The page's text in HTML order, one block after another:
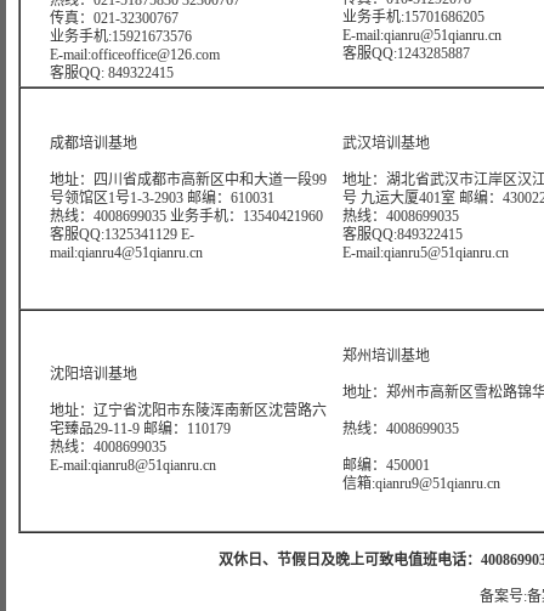
传真：021-32300767
业务手机:15921673576
E-mail:officeoffice@126.com
客服QQ: 849322415
业务手机:15701686205
E-mail:qianru@51qianru.cn
客服QQ:1243285887
成都培训基地
地址：四川省成都市高新区中和大道一段99
号领馆区1号1-3-2903 邮编：610031
热线：4008699035 业务手机：13540421960
客服QQ:1325341129 E-
mail:qianru4@51qianru.cn
武汉培训基地
地址：湖北省武汉市江岸区汉
号 九运大厦401室 邮编：
热线：4008699035
客服QQ:849322415
E-mail:qianru5@51qianru.cn
沈阳培训基地
地址：辽宁省沈阳市东陵浑南新区沈营路六
宅臻品29-11-9 邮编：110179
热线：4008699035
E-mail:qianru8@51qianru.cn
郑州培训基地
地址：郑州市高新区雪松路锦
热线：4008699035
邮编：450001
信箱:qianru9@51qianru.cn
双休日、节假日及晚上可致电值班电话：
备案号: